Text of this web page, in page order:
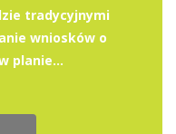
tradycyjnymi
wniosków o
planie...